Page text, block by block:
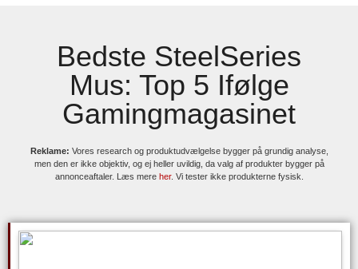
Bedste SteelSeries
Mus: Top 5 Ifølge
Gamingmagasinet
Reklame: Vores research og produktudvælgelse bygger på grundig analyse,
men den er ikke objektiv, og ej heller uvildig, da valg af produkter bygger på
annonceaftaler. Læs mere her. Vi tester ikke produkterne fysisk.